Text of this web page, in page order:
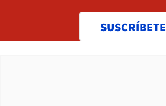
SUSCRÍBETE